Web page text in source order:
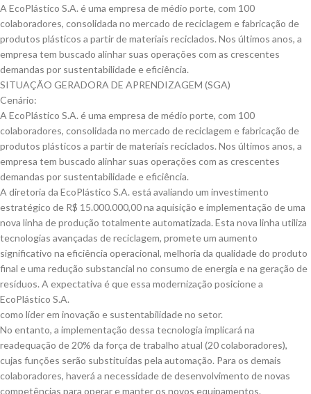
A EcoPlástico S.A. é uma empresa de médio porte, com 100
colaboradores, consolidada no mercado de reciclagem e fabricação de
produtos plásticos a partir de materiais reciclados. Nos últimos anos, a
empresa tem buscado alinhar suas operações com as crescentes
demandas por sustentabilidade e eficiência.
SITUAÇÃO GERADORA DE APRENDIZAGEM (SGA)
Cenário:
A EcoPlástico S.A. é uma empresa de médio porte, com 100
colaboradores, consolidada no mercado de reciclagem e fabricação de
produtos plásticos a partir de materiais reciclados. Nos últimos anos, a
empresa tem buscado alinhar suas operações com as crescentes
demandas por sustentabilidade e eficiência.
A diretoria da EcoPlástico S.A. está avaliando um investimento
estratégico de R$ 15.000.000,00 na aquisição e implementação de uma
nova linha de produção totalmente automatizada. Esta nova linha utiliza
tecnologias avançadas de reciclagem, promete um aumento
significativo na eficiência operacional, melhoria da qualidade do produto
final e uma redução substancial no consumo de energia e na geração de
resíduos. A expectativa é que essa modernização posicione a
EcoPlástico S.A.
como líder em inovação e sustentabilidade no setor.
No entanto, a implementação dessa tecnologia implicará na
readequação de 20% da força de trabalho atual (20 colaboradores),
cujas funções serão substituídas pela automação. Para os demais
colaboradores, haverá a necessidade de desenvolvimento de novas
competências para operar e manter os novos equipamentos.